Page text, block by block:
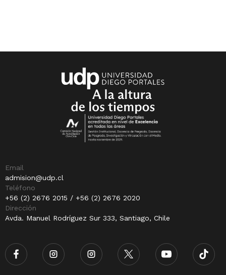
Email
admision@udp.cl
Teléfono
+56 (2) 2676 2015 / +56 (2) 2676 2020
Dirección
Avda. Manuel Rodríguez Sur 333, Santiago, Chile